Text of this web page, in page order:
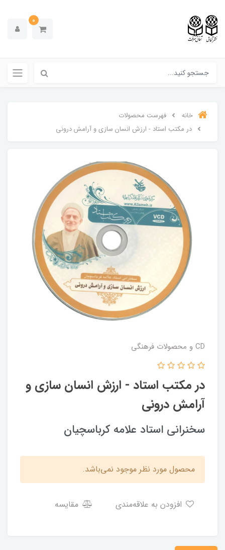
0
خانه
فهرست محصولات
در مکتب استاد - ارزش انسان سازی و آرامش درونی
CD و محصولات فرهنگی
در مکتب استاد - ارزش انسان سازی و
آرامش درونی
سخنرانی استاد علامه کرباسچیان
محصول مورد نظر موجود نمی‌باشد.
مقایسه